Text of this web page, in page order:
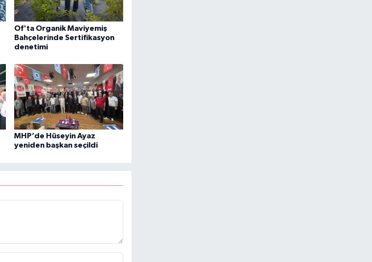
Of'ta Organik Maviyemiş
Bahçelerinde Sertifikasyon
denetimi
MHP’de Hüseyin Ayaz
yeniden başkan seçildi